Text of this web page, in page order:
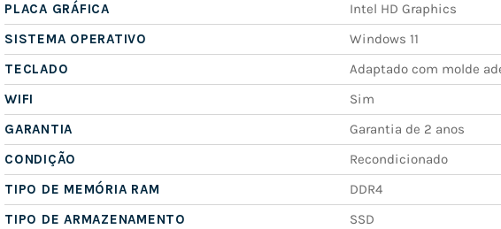
PLACA GRÁFICA
Intel HD Graphics
SISTEMA OPERATIVO
Windows 11
TECLADO
Adaptado com molde
WIFI
Sim
GARANTIA
Garantia de 2 anos
CONDIÇÃO
Recondicionado
TIPO DE MEMÓRIA RAM
DDR4
TIPO DE ARMAZENAMENTO
SSD